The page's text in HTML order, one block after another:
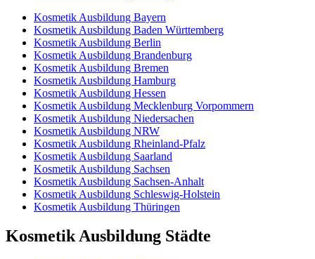
Kosmetik Ausbildung Bayern
Kosmetik Ausbildung Baden Württemberg
Kosmetik Ausbildung Berlin
Kosmetik Ausbildung Brandenburg
Kosmetik Ausbildung Bremen
Kosmetik Ausbildung Hamburg
Kosmetik Ausbildung Hessen
Kosmetik Ausbildung Mecklenburg Vorpommern
Kosmetik Ausbildung Niedersachen
Kosmetik Ausbildung NRW
Kosmetik Ausbildung Rheinland-Pfalz
Kosmetik Ausbildung Saarland
Kosmetik Ausbildung Sachsen
Kosmetik Ausbildung Sachsen-Anhalt
Kosmetik Ausbildung Schleswig-Holstein
Kosmetik Ausbildung Thüringen
Kosmetik Ausbildung Städte